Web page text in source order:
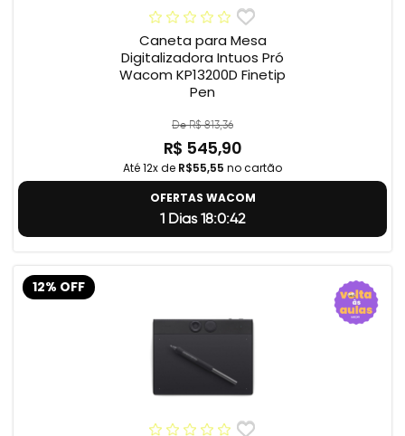
Caneta para Mesa
Digitalizadora Intuos Pró
Wacom KP13200D Finetip
Pen
De R$ 813,36
R$ 545,90
Até 12x de R$55,55 no cartão
OFERTAS WACOM
1 Dias 18:0:41
12% OFF